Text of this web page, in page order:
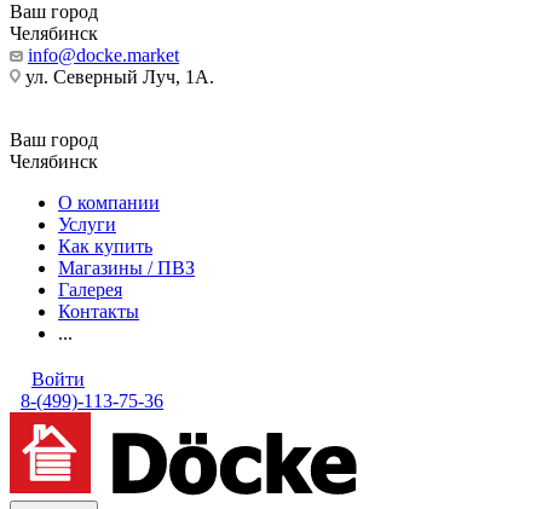
Ваш город
Челябинск
info@docke.market
ул. Северный Луч, 1А.
Ваш город
Челябинск
О компании
Услуги
Как купить
Магазины / ПВЗ
Галерея
Контакты
...
Войти
8-(499)-113-75-36